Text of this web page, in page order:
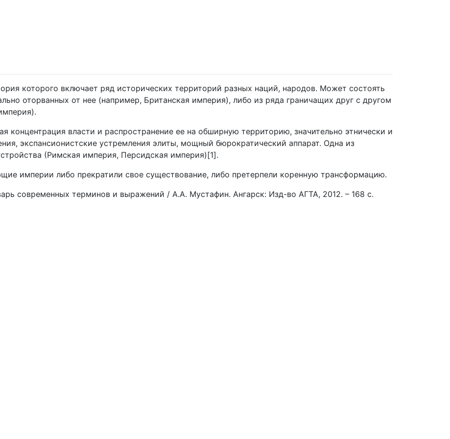
которого включает ряд исторических территорий разных наций, народов. Может состоять
оторванных от нее (например, Британская империя), либо из ряда граничащих друг с другом
концентрация власти и распространение ее на обширную территорию, значительно этнически и
экспансионистские устремления элиты, мощный бюрократический аппарат. Одна из
(Римская империя, Персидская империя)[1].
империи либо прекратили свое существование, либо претерпели коренную трансформацию.
современных терминов и выражений / А.А. Мустафин. Ангарск: Изд-во АГТА, 2012. – 168 с.